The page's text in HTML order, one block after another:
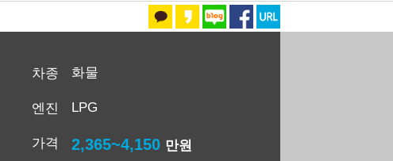
차종 화물
엔진 LPG
가격 2,365~4,150 만원